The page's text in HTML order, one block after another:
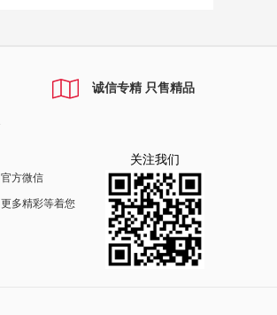
诚信专精 只售精品
官方微信
更多精彩等着您
关注我们